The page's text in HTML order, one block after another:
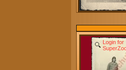
Login for